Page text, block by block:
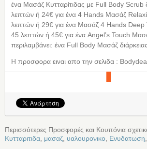
ένα Μασάζ Κυτταρίτιδας με Full Body Scrub
λεπτών ή 24€ για ένα 4 Hands Μασάζ
λεπτών ή 29€ για ένα Μασάζ 4 Hands Deep
45 λεπτών ή 45€ για ένα Angel’s Touch
περιλαμβάνει: ένα Full Body Μασάζ
Η προσφορα ειναι απο την σελιδα :
Περισσότερες Προσφορές και Κουπόνια
Κυτταριτιδα, μασαζ, υαλουρονικο, Ενυδατωση,